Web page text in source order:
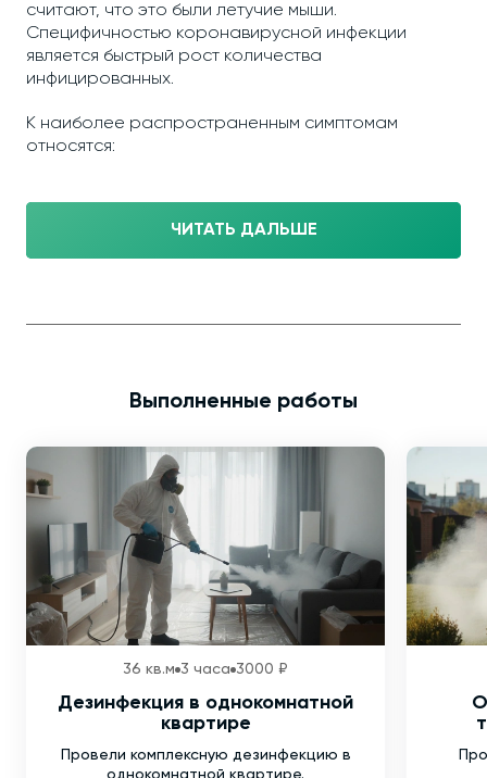
считают, что это были летучие мыши.
Специфичностью коронавирусной инфекции
является быстрый рост количества
инфицированных.
К наиболее распространенным симптомам
относятся:
ЧИТАТЬ ДАЛЬШЕ
Выполненные работы
36 кв.м 3 часа 3000 ₽
Дезинфекция в однокомнатной
квартире
Провели комплексную дезинфекцию в